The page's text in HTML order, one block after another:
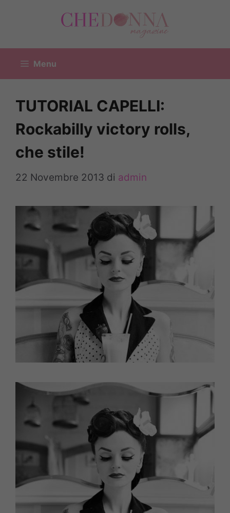
Menu
TUTORIAL CAPELLI:
Rockabilly victory rolls,
che stile!
22 Novembre 2013 di admin